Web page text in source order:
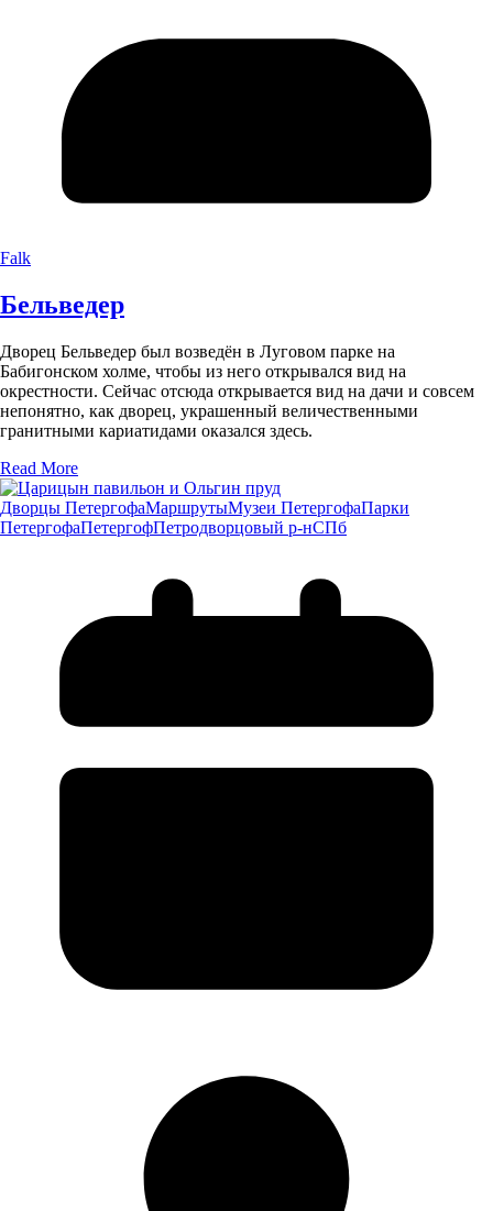
Falk
Бельведер
Дворец Бельведер был возведён в Луговом парке на
Бабигонском холме, чтобы из него открывался вид на
окрестности. Сейчас отсюда открывается вид на дачи и совсем
непонятно, как дворец, украшенный величественными
гранитными кариатидами оказался здесь.
Read More
Дворцы ПетергофаМаршрутыМузеи ПетергофаПарки
ПетергофаПетергофПетродворцовый р-нСПб